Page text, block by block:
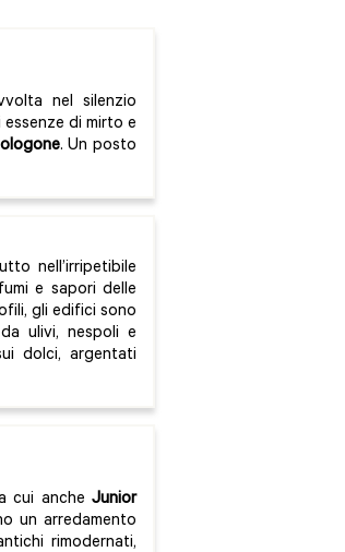
nel silenzio
di mirto e
. Un posto
nell’irripetibile
e sapori delle
gli edifici sono
ulivi, nespoli e
dolci, argentati
cui anche Junior
un arredamento
rimodernati,